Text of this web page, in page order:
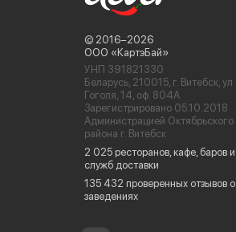
© 2016−2026
ООО «КартэБай»
УНП 391821330
Беларусь, 210015, г. Витебск, ул.
Гоголя, 14, оф. 804А
Зарегистрировано 05.10.2018
Администрацией Октябрьского
района г. Витебск
2 025 ресторанов, кафе, баров и
служб доставки
135 432 проверенных отзывов о
заведениях